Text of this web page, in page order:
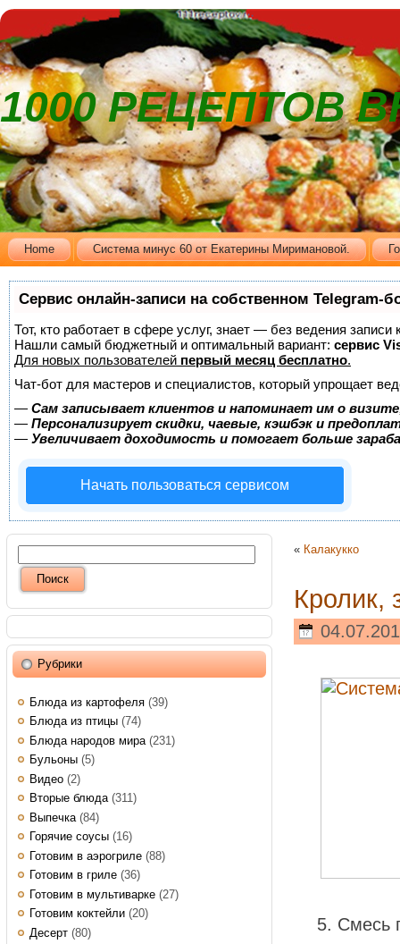
1000 РЕЦЕПТОВ
Home Cистема минус 60 от Екатерины Миримановой.
Сервис онлайн-записи на собственном Telegram-
Тот, кто работает в сфере услуг, знает — без ведения
Нашли самый бюджетный и оптимальный вариант: сервис
Для новых пользователей первый месяц бесплатно.
Чат-бот для мастеров и специалистов, который упрощает
— Сам записывает клиентов и напоминает им о
— Персонализирует скидки, чаевые, кэшбэк и
— Увеличивает доходимость и помогает больше
Начать пользоваться сервисом
Рубрики
Блюда из картофеля (39)
Блюда из птицы (74)
Блюда народов мира (231)
Бульоны (5)
Видео (2)
Вторые блюда(311)
Выпечка (84)
Горячие соусы (16)
Готовим в аэрогриле (88)
Готовим в гриле (36)
Готовим в мультиварке (27)
Готовим коктейли (20)
Десерт (80)
« Калакукко
Кролик,
Смесь